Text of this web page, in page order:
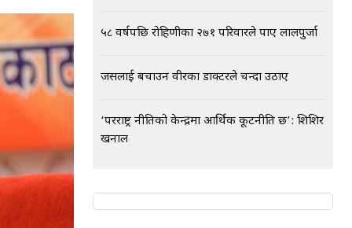
५८ वर्षपछि रोहिणीका २७१ परिवारले पाए लालपुर्जा
जसलाई बचाउन वीरका डाक्टरले चन्दा उठाए
‘परराष्ट्र नीतिको केन्द्रमा आर्थिक कूटनीति छ’: शिशिर
खनाल